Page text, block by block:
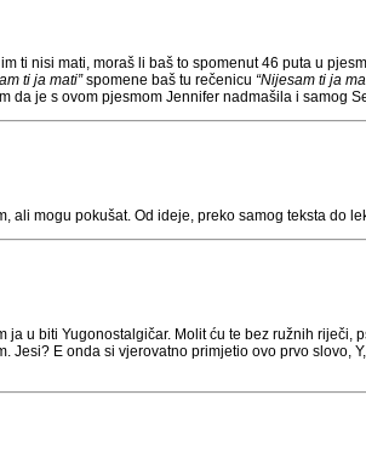
ti nisi mati, moraš li baš to spomenut 46 puta u
ti ja mati”spomene baš tu rečenicu “Nijesam ti ja
da je s ovom pjesmom Jennifer nadmašila i samog
ali mogu pokušat. Od ideje, preko samog teksta do
ja u biti Yugonostalgičar. Molit ću te bez ružnih
Jesi? E onda si vjerovatno primjetio ovo prvo slovo,